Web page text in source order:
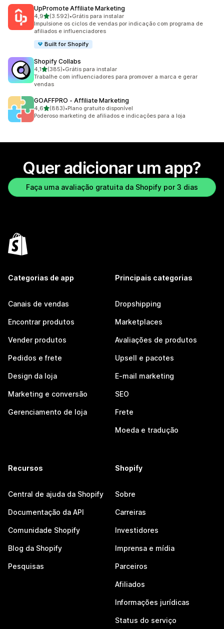
UpPromote Affiliate Marketing
4,9de 5 estrelas
(3.592)
3592 avaliações ao todo
•Grátis para instalar
Impulsione os ciclos de vendas por indicação com programa de
afiliados e influenciadores
Built for Shopify
Shopify Collabs
4,1de 5 estrelas
(385)
385 avaliações ao todo
•Grátis para instalar
Trabalhe com influenciadores para promover a marca e gerar
vendas
GOAFFPRO ‑ Affiliate Marketing
4,6de 5 estrelas
(883)
883 avaliações ao todo
•Plano gratuito disponível
Poderoso marketing de afiliados e indicações para a loja
Quer adicionar um app?
Faça uma avaliação gratuita da Shopify por 3 dias
Categorias de app
Canais de vendas
Encontrar produtos
Vender produtos
Pedidos e frete
Design da loja
Marketing e conversão
Gerenciamento de loja
Principais categorias
Dropshipping
Marketplaces
Avaliações de produtos
Upsell e pacotes
E-mail marketing
SEO
Frete
Moeda e tradução
Recursos
Central de ajuda da Shopify
Documentação da API
Comunidade Shopify
Blog da Shopify
Pesquisas
Shopify
Sobre
Carreiras
Investidores
Imprensa e mídia
Parceiros
Afiliados
Informações jurídicas
Status do serviço